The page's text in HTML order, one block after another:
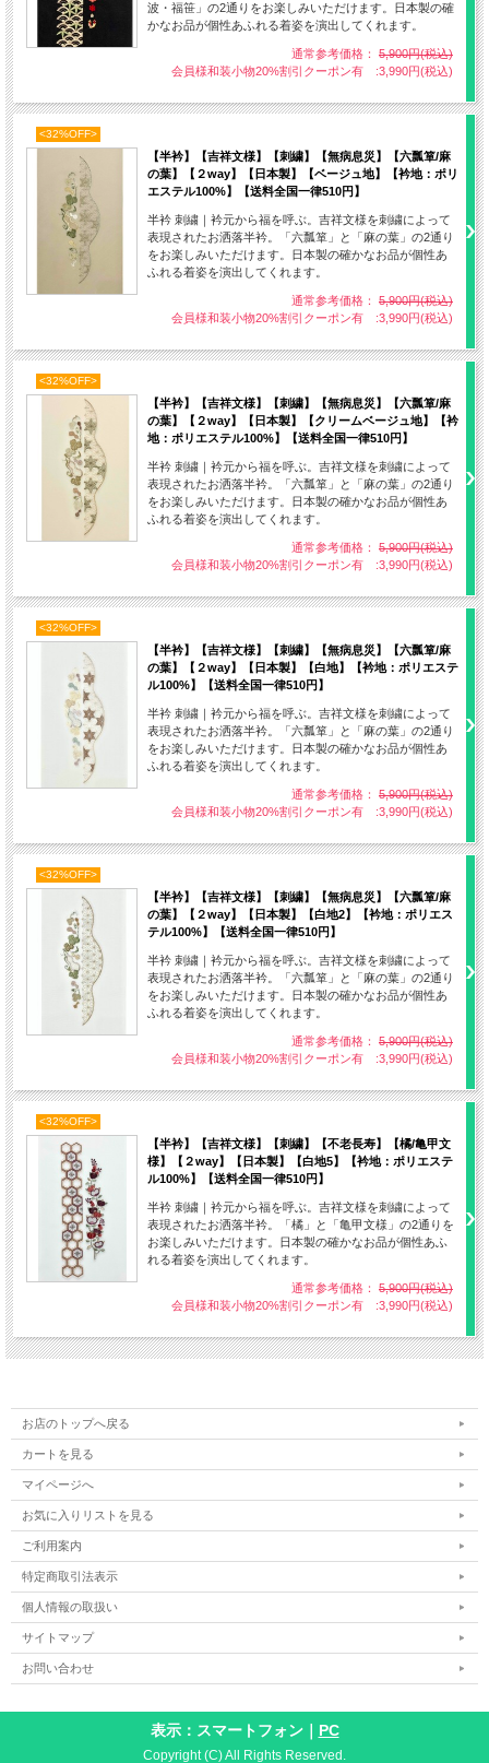
唐子文様に蝶
唐子は中国において、婚礼文様として多産安産の願いが込められてい
ます。また蝶は羽化して飛び立つ事から「再生」や「登仙(天に昇って
仙人となる)」として神の使いの象徴とされています。
唐子に蝶
牡丹唐草
波・福笹」の2通りをお楽しみいただけます。日本製の確
かなお品が個性あふれる着姿を演出してくれます。
通常参考価格： 5,900円(税込)
会員様和装小物20%割引クーポン有 :3,990円(税込)
<32%OFF>
【半衿】【吉祥文様】【刺繍】【無病息災】【六瓢箪/麻
の葉】【２way】【日本製】【ベージュ地】【衿地：ポリ
エステル100%】【送料全国一律510円】
半衿 刺繍｜衿元から福を呼ぶ。吉祥文様を刺繍によって
表現されたお洒落半衿。「六瓢箪」と「麻の葉」の2通り
をお楽しみいただけます。日本製の確かなお品が個性あ
ふれる着姿を演出してくれます。
通常参考価格： 5,900円(税込)
会員様和装小物20%割引クーポン有 :3,990円(税込)
<32%OFF>
【半衿】【吉祥文様】【刺繍】【無病息災】【六瓢箪/麻
の葉】【２way】【日本製】【クリームベージュ地】【衿
地：ポリエステル100%】【送料全国一律510円】
半衿 刺繍｜衿元から福を呼ぶ。吉祥文様を刺繍によって
表現されたお洒落半衿。「六瓢箪」と「麻の葉」の2通り
をお楽しみいただけます。日本製の確かなお品が個性あ
ふれる着姿を演出してくれます。
通常参考価格： 5,900円(税込)
会員様和装小物20%割引クーポン有 :3,990円(税込)
<32%OFF>
【半衿】【吉祥文様】【刺繍】【無病息災】【六瓢箪/麻
の葉】【２way】【日本製】【白地】【衿地：ポリエステ
ル100%】【送料全国一律510円】
半衿 刺繍｜衿元から福を呼ぶ。吉祥文様を刺繍によって
表現されたお洒落半衿。「六瓢箪」と「麻の葉」の2通り
をお楽しみいただけます。日本製の確かなお品が個性あ
ふれる着姿を演出してくれます。
通常参考価格： 5,900円(税込)
会員様和装小物20%割引クーポン有 :3,990円(税込)
<32%OFF>
【半衿】【吉祥文様】【刺繍】【無病息災】【六瓢箪/麻
の葉】【２way】【日本製】【白地2】【衿地：ポリエス
テル100%】【送料全国一律510円】
半衿 刺繍｜衿元から福を呼ぶ。吉祥文様を刺繍によって
表現されたお洒落半衿。「六瓢箪」と「麻の葉」の2通り
をお楽しみいただけます。日本製の確かなお品が個性あ
ふれる着姿を演出してくれます。
通常参考価格： 5,900円(税込)
会員様和装小物20%割引クーポン有 :3,990円(税込)
<32%OFF>
【半衿】【吉祥文様】【刺繍】【不老長寿】【橘/亀甲文
様】【２way】【日本製】【白地5】【衿地：ポリエステ
ル100%】【送料全国一律510円】
半衿 刺繍｜衿元から福を呼ぶ。吉祥文様を刺繍によって
表現されたお洒落半衿。「橘」と「亀甲文様」の2通りを
お楽しみいただけます。日本製の確かなお品が個性あふ
れる着姿を演出してくれます。
通常参考価格： 5,900円(税込)
会員様和装小物20%割引クーポン有 :3,990円(税込)
お店のトップへ戻る
カートを見る
マイページへ
お気に入りリストを見る
ご利用案内
特定商取引法表示
個人情報の取扱い
サイトマップ
お問い合わせ
表示：スマートフォン｜ PC
Copyright (C) All Rights Reserved.